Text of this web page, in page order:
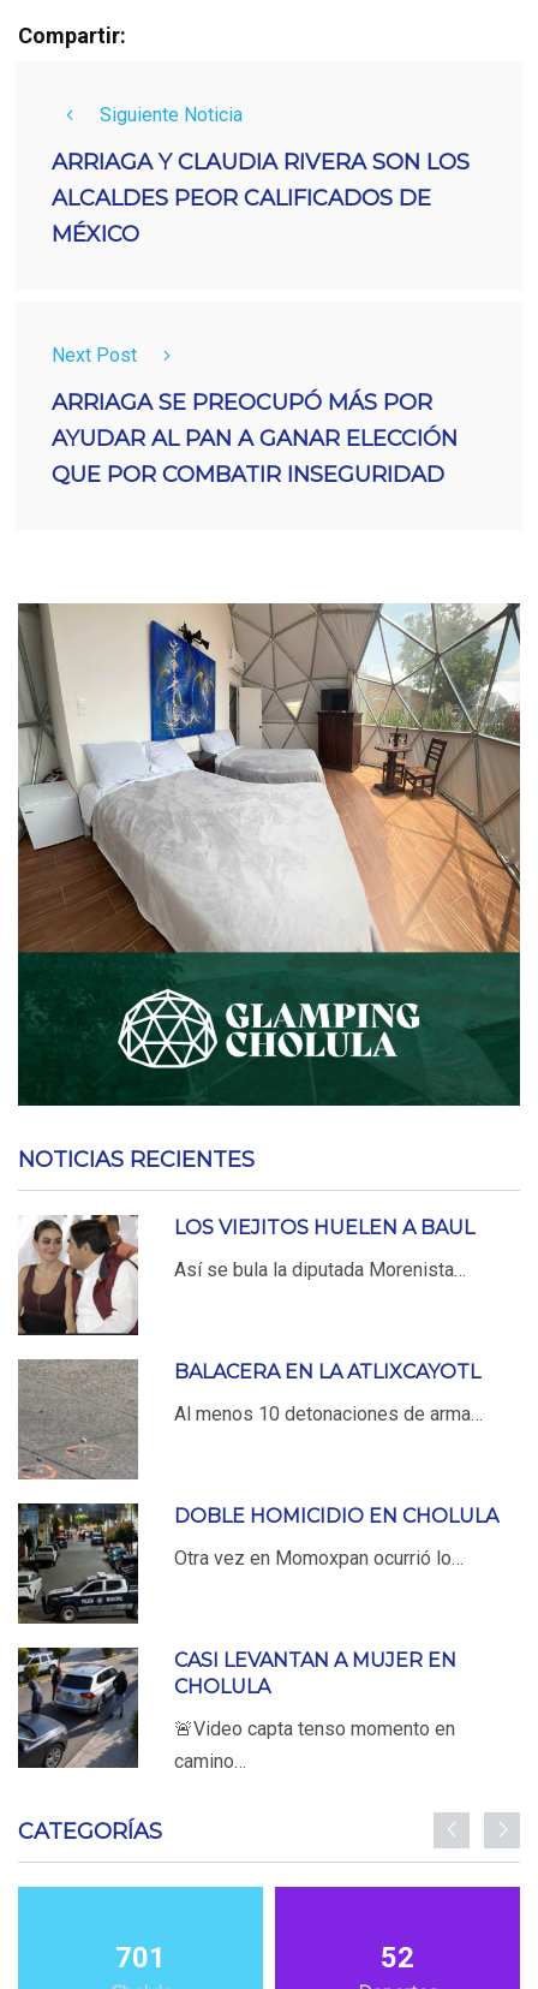
Compartir:
Siguiente Noticia
ARRIAGA Y CLAUDIA RIVERA SON LOS
ALCALDES PEOR CALIFICADOS DE
MÉXICO
Next Post
ARRIAGA SE PREOCUPÓ MÁS POR
AYUDAR AL PAN A GANAR ELECCIÓN
QUE POR COMBATIR INSEGURIDAD
NOTICIAS RECIENTES
LOS VIEJITOS HUELEN A BAUL
Así se bula la diputada Morenista…
BALACERA EN LA ATLIXCAYOTL
Al menos 10 detonaciones de arma…
DOBLE HOMICIDIO EN CHOLULA
Otra vez en Momoxpan ocurrió lo…
CASI LEVANTAN A MUJER EN
CHOLULA
🚨Video capta tenso momento en
camino…
CATEGORÍAS
701 52